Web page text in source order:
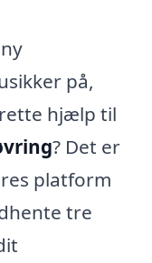
på,
hjælp til
? Det er
platform
tre